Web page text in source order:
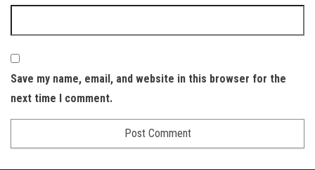
Save my name, email, and website in this browser for the
next time I comment.